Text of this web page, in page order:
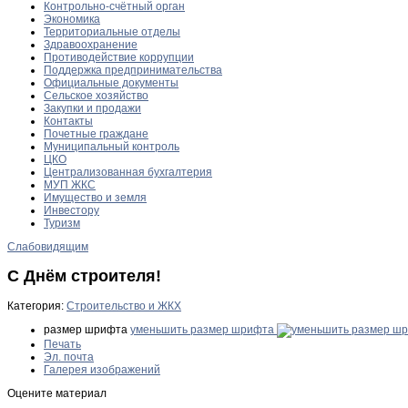
Контрольно-счётный орган
Экономика
Территориальные отделы
Здравоохранение
Противодействие коррупции
Поддержка предпринимательства
Официальные документы
Сельское хозяйство
Закупки и продажи
Контакты
Почетные граждане
Муниципальный контроль
ЦКО
Централизованная бухгалтерия
МУП ЖКС
Имущество и земля
Инвестору
Туризм
Слабовидящим
С Днём строителя!
Категория: Строительство и ЖКХ
размер шрифта уменьшить размер шрифта
Печать
Эл. почта
Галерея изображений
Оцените материал